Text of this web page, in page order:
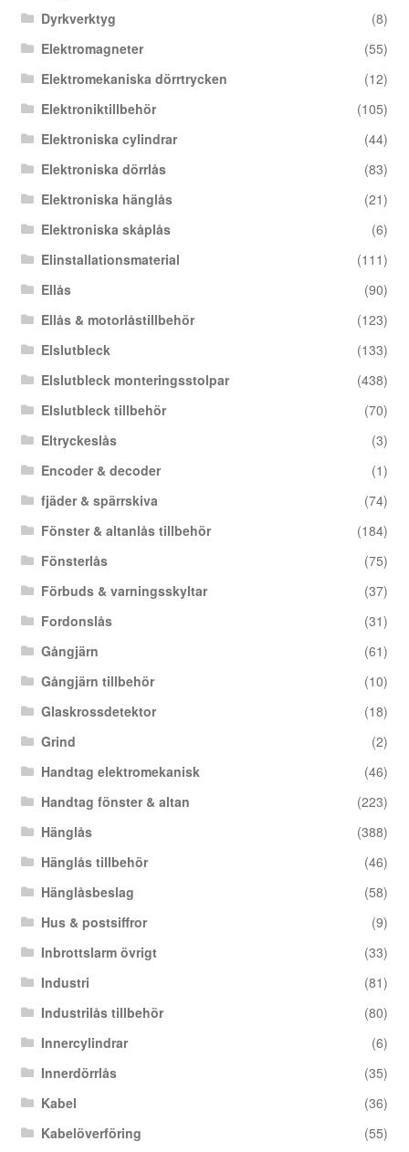
Dyrkverktyg
(8)
Elektromagneter
(55)
Elektromekaniska dörrtrycken
(12)
Elektroniktillbehör
(105)
Elektroniska cylindrar
(44)
Elektroniska dörrlås
(83)
Elektroniska hänglås
(21)
Elektroniska skåplås
(6)
Elinstallationsmaterial
(111)
Ellås
(90)
Ellås & motorlåstillbehör
(123)
Elslutbleck
(133)
Elslutbleck monteringsstolpar
(438)
Elslutbleck tillbehör
(70)
Eltryckeslås
(3)
Encoder & decoder
(1)
fjäder & spärrskiva
(74)
Fönster & altanlås tillbehör
(184)
Fönsterlås
(75)
Förbuds & varningsskyltar
(37)
Fordonslås
(31)
Gångjärn
(61)
Gångjärn tillbehör
(10)
Glaskrossdetektor
(18)
Grind
(2)
Handtag elektromekanisk
(46)
Handtag fönster & altan
(223)
Hänglås
(388)
Hänglås tillbehör
(46)
Hänglåsbeslag
(58)
Hus & postsiffror
(9)
Inbrottslarm övrigt
(33)
Industri
(81)
Industrilås tillbehör
(80)
Innercylindrar
(6)
Innerdörrlås
(35)
Kabel
(36)
Kabelöverföring
(55)